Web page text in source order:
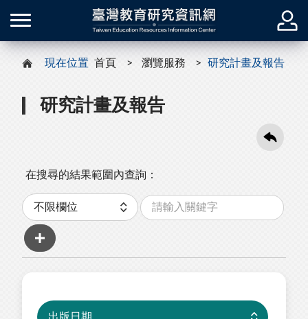
現在位置 首頁 瀏覽服務 研究計畫及報告
研究計畫及報告
在搜尋的結果範圍內查詢：
分
類
關
字